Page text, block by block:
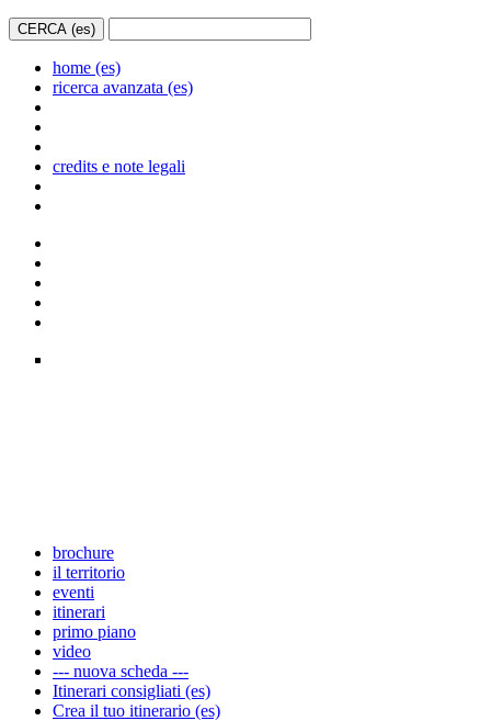
home (es)
ricerca avanzata (es)
credits e note legali
brochure
il territorio
eventi
itinerari
primo piano
video
--- nuova scheda ---
Itinerari consigliati (es)
Crea il tuo itinerario (es)